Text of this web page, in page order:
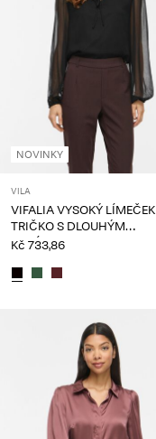
NOVINKY
VILA
VIFALIA VYSOKÝ LÍMEČEK
TRIČKO S DLOUHÝM
RUKÁVEM
Kč 733,86